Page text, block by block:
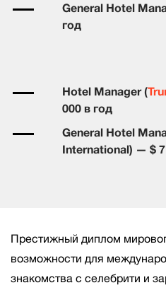
General Hotel
год
Hotel Manager (
000 в год
General Hotel
International) — $
Престижный диплом
возможности для
знакомства с селебрити и